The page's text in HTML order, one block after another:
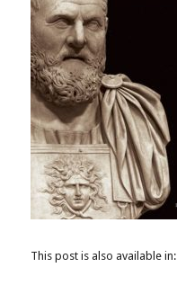
This post is also available in: